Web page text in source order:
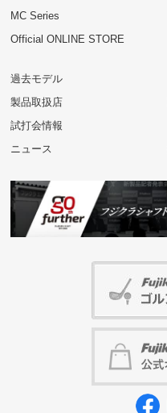
MC Series
Official ONLINE STORE
過去モデル
製品取扱店
試打会情報
ニュース